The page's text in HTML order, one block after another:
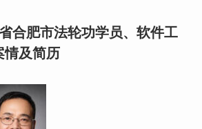
合肥市法轮功学员、软件工
情及简历